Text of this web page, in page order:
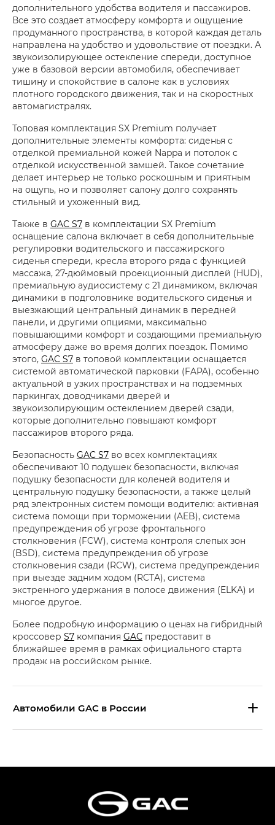
дополнительного удобства водителя и пассажиров.
Все это создает атмосферу комфорта и ощущение
продуманного пространства, в которой каждая деталь
направлена на удобство и удовольствие от поездки. А
звукоизолирующее остекление спереди, доступное
уже в базовой версии автомобиля, обеспечивает
тишину и спокойствие в салоне как в условиях
плотного городского движения, так и на скоростных
автомагистралях.
Топовая комплектация SX Premium получает
дополнительные элементы комфорта: сиденья с
отделкой премиальной кожей Nappa и потолок с
отделкой искусственной замшей. Такое сочетание
делает интерьер не только роскошным и приятным
на ощупь, но и позволяет салону долго сохранять
стильный и ухоженный вид.
Также в GAC S7 в комплектации SX Premium
оснащение салона включает в себя дополнительные
регулировки водительского и пассажирского
сиденья спереди, кресла второго ряда с функцией
массажа, 27-дюймовый проекционный дисплей (HUD),
премиальную аудиосистему с 21 динамиком, включая
динамики в подголовнике водительского сиденья и
выезжающий центральный динамик в передней
панели, и другими опциями, максимально
повышающими комфорт и создающими премиальную
атмосферу даже во время долгих поездок. Помимо
этого, GAC S7 в топовой комплектации оснащается
системой автоматической парковки (FAPA), особенно
актуальной в узких пространствах и на подземных
паркингах, доводчиками дверей и
звукоизолирующим остеклением дверей сзади,
которые дополнительно повышают комфорт
пассажиров второго ряда.
Безопасность GAC S7 во всех комплектациях
обеспечивают 10 подушек безопасности, включая
подушку безопасности для коленей водителя и
центральную подушку безопасности, а также целый
ряд электронных систем помощи водителю: активная
система помощи при торможении (AEB), система
предупреждения об угрозе фронтального
столкновения (FCW), система контроля слепых зон
(BSD), система предупреждения об угрозе
столкновения сзади (RCW), система предупреждения
при выезде задним ходом (RCTA), система
экстренного удержания в полосе движения (ELKA) и
многое другое.
Более подробную информацию о ценах на гибридный
кроссовер S7 компания GAC предоставит в
ближайшее время в рамках официального старта
продаж на российском рынке.
Aвтомобили GAC в России
Эс Икс ПРЕМИУМ — SX PREMIUM
S7 — Эс 7 (S7) в комплектациях
Эс Икс ПРЕМИУМ — SX PREMIUM, Эс Тэ — ST